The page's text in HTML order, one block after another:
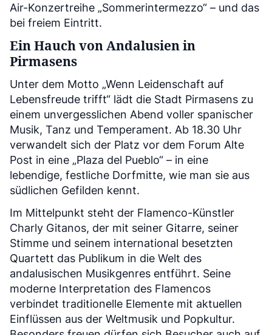
Air-Konzertreihe „Sommerintermezzo“ – und das
bei freiem Eintritt.
Ein Hauch von Andalusien in
Pirmasens
Unter dem Motto „Wenn Leidenschaft auf
Lebensfreude trifft“ lädt die Stadt Pirmasens zu
einem unvergesslichen Abend voller spanischer
Musik, Tanz und Temperament. Ab 18.30 Uhr
verwandelt sich der Platz vor dem Forum Alte
Post in eine „Plaza del Pueblo“ – in eine
lebendige, festliche Dorfmitte, wie man sie aus
südlichen Gefilden kennt.
Im Mittelpunkt steht der Flamenco-Künstler
Charly Gitanos, der mit seiner Gitarre, seiner
Stimme und seinem international besetzten
Quartett das Publikum in die Welt des
andalusischen Musikgenres entführt. Seine
moderne Interpretation des Flamencos
verbindet traditionelle Elemente mit aktuellen
Einflüssen aus der Weltmusik und Popkultur.